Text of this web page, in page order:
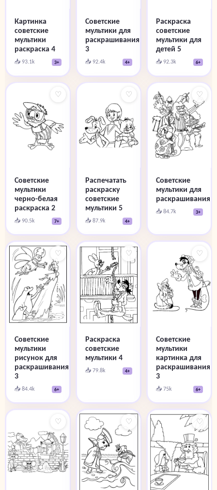
Картинка
советские
мультики
раскраска 4
📥 93.1k 3+
Советские
мультики для
раскрашивания
3
📥 92.4k 4+
Раскраска
советские
мультики для
детей 5
📥 92.3k 6+
♡
Советские
мультики
черно-белая
раскраска 2
📥 90.5k 7+
♡
Распечатать
раскраску
советские
мультики 5
📥 87.9k 4+
♡
Советские
мультики для
раскрашивания
📥 84.7k 3+
♡
Советские
мультики
рисунок для
раскрашивания
3
📥 84.4k 6+
♡
Раскраска
советские
мультики 4
📥 79.8k 4+
♡
Советские
мультики
картинка для
раскрашивания
3
📥 75k 6+
♡ ♡ ♡